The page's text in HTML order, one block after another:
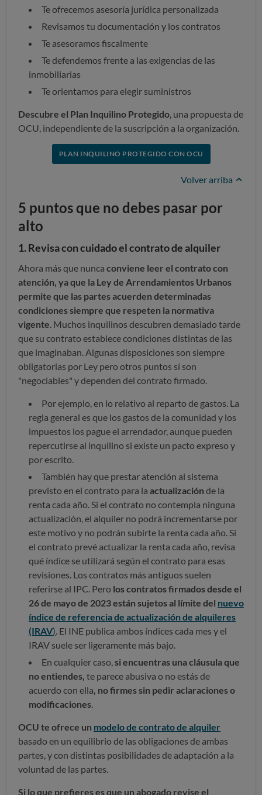
Te ofrecemos asesoría jurídica personalizada
Revisamos tu documentación y los contratos
Te asesoramos fiscalmente
Te defendemos frente a las exigencias de las
inmobiliarias
Te orientamos para elegir suministros
Descubre el Plan Inquilino Protegido , una propuesta de
OCU, independiente de la suscripción a la organización.
PLAN INQUILINO PROTEGIDO CON OCU
Volver arriba
5 puntos que no debes pasar por
alto
1. Revisa con cuidado el contrato de alquiler
Ahora más que nunca conviene leer el contrato con
atención, ya que la Ley de Arrendamientos Urbanos
permite que las partes acuerden determinadas
condiciones siempre que respeten la normativa
vigente . Muchos inquilinos descubren demasiado tarde
que su contrato establece condiciones distintas de las
que imaginaban. Algunas disposiciones son siempre
obligatorias por Ley pero otros puntos sí son
"negociables" y dependen del contrato firmado.
Por ejemplo, en lo relativo al reparto de gastos. La
regla general es que los gastos de la comunidad y los
impuestos los pague el arrendador, aunque pueden
repercutirse al inquilino si existe un pacto expreso y
por escrito.
También hay que prestar atención al sistema
previsto en el contrato para la actualización de la
renta cada año. Si el contrato no contempla ninguna
actualización, el alquiler no podrá incrementarse por
este motivo y no podrán subirte la renta cada año. Si
el contrato prevé actualizar la renta cada año, revisa
qué índice se utilizará según el contrato para esas
revisiones. Los contratos más antiguos suelen
referirse al IPC. Pero los contratos firmados desde el
26 de mayo de 2023 están sujetos al límite del nuevo
índice de referencia de actualización de alquileres
(IRAV) . El INE publica ambos índices cada mes y el
IRAV suele ser ligeramente más bajo.
En cualquier caso, si encuentras una cláusula que
no entiendes, te parece abusiva o no estás de
acuerdo con ella , no firmes sin pedir aclaraciones o
modificaciones
OCU te ofrece un modelo de contrato de alquiler
basado en un equilibrio de las obligaciones de ambas
partes, y con distintas posibilidades de adaptación a la
voluntad de las partes.
Si lo que prefieres es que un abogado revise el